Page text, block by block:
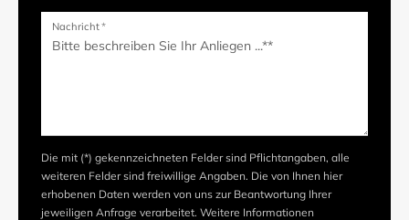
Nachricht*
Die mit (*) gekennzeichneten Felder sind Pflichtangaben, alle
weiteren Felder sind freiwillige Angaben. Die von Ihnen hier
erhobenen Daten werden von uns zur Beantwortung Ihrer
jeweiligen Anfrage verarbeitet. Weitere Informationen